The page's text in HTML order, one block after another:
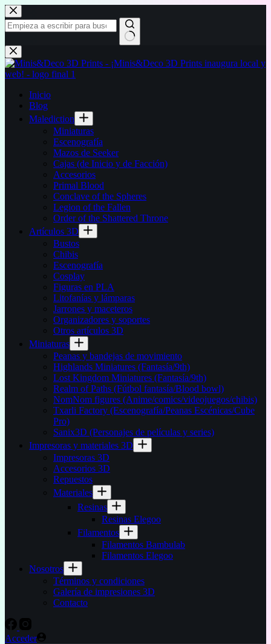
Saltar
al
contenido
Sin
resultados
Inicio
Blog
Malediction
Miniaturas
Escenografía
Mazos de Seeker
Cajas (de Inicio y de Facción)
Accesorios
Primal Blood
Conclave of the Spheres
Legion of the Fallen
Order of the Shattered Throne
Artículos 3D
Bustos
Chibis
Escenografía
Cosplay
Figuras en PLA
Litofanías y lámparas
Jarrones y maceteros
Organizadores y soportes
Otros artículos 3D
Miniaturas
Peanas y bandejas de movimiento
Highlands Miniatures (Fantasía/9th)
Lost Kingdom Miniatures (Fantasía/9th)
Realm of Paths (Fútbol fantasía/Blood bowl)
NomNom figures (Anime/comics/videojuegos/chibis)
Txarli Factory (Escenografía/Peanas Escénicas/Cube
Pro)
Sanix3D (Personajes de películas y series)
Impresoras y materiales 3D
Impresoras 3D
Accesorios 3D
Repuestos
Materiales
Resinas
Resinas Elegoo
Filamentos
Filamentos Bambulab
Filamentos Elegoo
Nosotros
Términos y condiciones
Galería de impresiones 3D
Contacto
Acceder